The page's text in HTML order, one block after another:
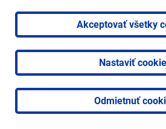
Akceptovať všetky
Nastaviť
Odmietnuť
Kontakty
Vyhlásenie o prístupnosti
2026 © Mestská časť Bratislava-
stránok
aredakčný systém od